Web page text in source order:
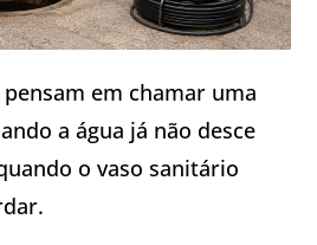
em chamar uma
a água já não desce
o vaso sanitário